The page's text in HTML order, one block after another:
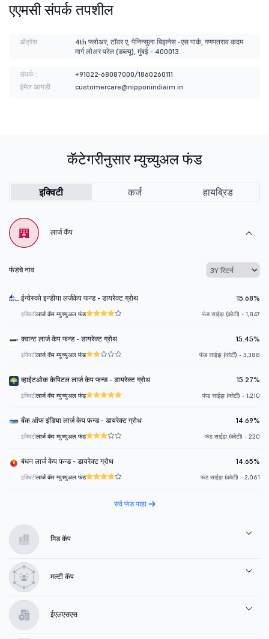
एएमसी संपर्क तपशील
ॲड्रेस :
4th फ्लोअर, टॉवर ए, पेनिन्सुला बिझनेस -एस पार्क, गणपतराव कदम
मार्ग लोअर परेल (डब्ल्यू), मुंबई - 400013.
संपर्क :
+91022-68087000/1860260111
ईमेल आयडी :
customercare@nipponindiaim.in
कॅटेगरीनुसार म्युच्युअल फंड
इक्विटी कर्ज हायब्रिड
लार्ज कॅप
फंडचे नाव
ईन्वेस्को इन्डीया लर्जकेप फन्ड - डायरेक्ट ग्रोथ 15.68%
इक्विटीलार्ज कॅप म्युच्युअल फंड फंड साईझ (कोटी) - 1,847
क्वान्ट लार्ज केप फन्ड - डायरेक्ट ग्रोथ 15.45%
इक्विटीलार्ज कॅप म्युच्युअल फंड फंड साईझ (कोटी) - 3,388
व्हाईटओक केपिटल लार्ज केप फन्ड - डायरेक्ट ग्रोथ 15.27%
इक्विटीलार्ज कॅप म्युच्युअल फंड फंड साईझ (कोटी) - 1,210
बँक ऑफ इंडिया लार्ज केप फन्ड - डायरेक्ट ग्रोथ 14.69%
इक्विटीलार्ज कॅप म्युच्युअल फंड फंड साईझ (कोटी) - 220
बंधन लार्ज केप फन्ड - डायरेक्ट ग्रोथ 14.65%
इक्विटीलार्ज कॅप म्युच्युअल फंड फंड साईझ (कोटी) - 2,061
सर्व फंड पाहा
मिड कॅप
मल्टी कॅप
ईएलएसएस